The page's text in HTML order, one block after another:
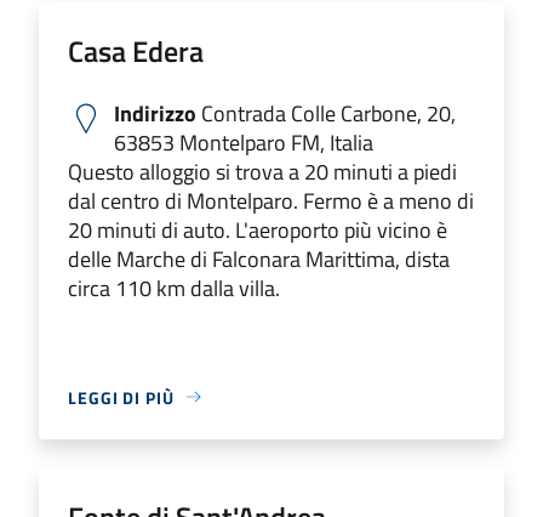
Casa Edera
Indirizzo Contrada Colle Carbone, 20,
63853 Montelparo FM, Italia
Questo alloggio si trova a 20 minuti a piedi
dal centro di Montelparo. Fermo è a meno di
20 minuti di auto. L'aeroporto più vicino è
delle Marche di Falconara Marittima, dista
circa 110 km dalla villa.
LEGGI DI PIÙ